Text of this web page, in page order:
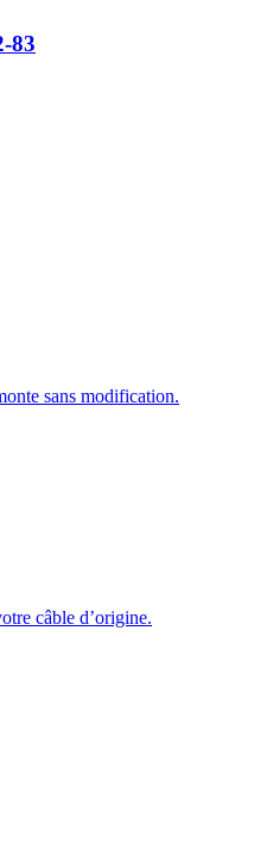
83
sans modification.
câble d’origine.